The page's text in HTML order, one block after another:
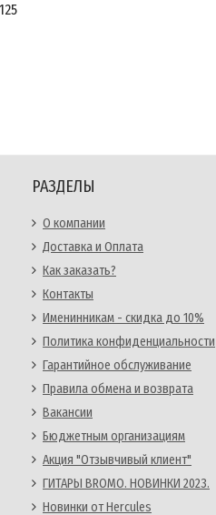
РАЗДЕЛЫ
О компании
Доставка и Оплата
Как заказать?
Контакты
Именинникам - скидка до 10%
Политика конфиденциальности
Гарантийное обслуживание
Правила обмена и возврата
Вакансии
Бюджетным организациям
Акция "Отзывчивый клиент"
ГИТАРЫ BROMO. НОВИНКИ 2023.
Новинки от Hercules